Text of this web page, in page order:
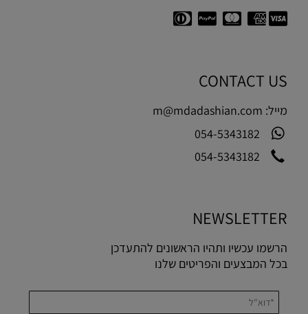
CONTACT US
מייל: m@mdadashian.com
054-5343182
054-5343182
NEWSLETTER
הרשמו עכשיו ותהיו הראשונים להתעדכן
בכל המבצעים והפריטים שלנו